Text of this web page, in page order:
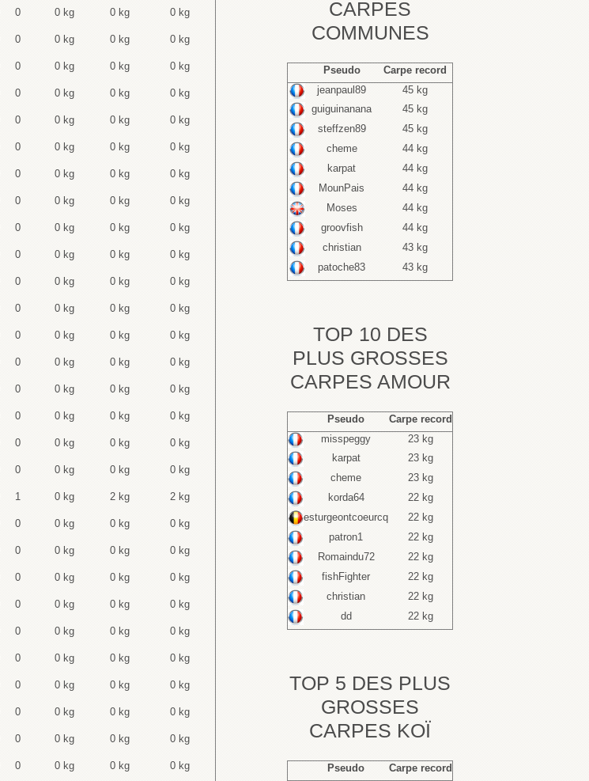
0 0 kg 0 kg 0 kg
0 0 kg 0 kg 0 kg
0 0 kg 0 kg 0 kg
0 0 kg 0 kg 0 kg
0 0 kg 0 kg 0 kg
0 0 kg 0 kg 0 kg
0 0 kg 0 kg 0 kg
0 0 kg 0 kg 0 kg
0 0 kg 0 kg 0 kg
0 0 kg 0 kg 0 kg
0 0 kg 0 kg 0 kg
0 0 kg 0 kg 0 kg
0 0 kg 0 kg 0 kg
0 0 kg 0 kg 0 kg
0 0 kg 0 kg 0 kg
0 0 kg 0 kg 0 kg
0 0 kg 0 kg 0 kg
0 0 kg 0 kg 0 kg
1 0 kg 2 kg 2 kg
0 0 kg 0 kg 0 kg
0 0 kg 0 kg 0 kg
0 0 kg 0 kg 0 kg
0 0 kg 0 kg 0 kg
0 0 kg 0 kg 0 kg
0 0 kg 0 kg 0 kg
0 0 kg 0 kg 0 kg
0 0 kg 0 kg 0 kg
0 0 kg 0 kg 0 kg
0 0 kg 0 kg 0 kg
CARPES
COMMUNES
Pseudo
Carpe record
jeanpaul89
45 kg
guiguinanana
45 kg
steffzen89
45 kg
cheme
44 kg
karpat
44 kg
MounPais
44 kg
Moses
44 kg
groovfish
44 kg
christian
43 kg
patoche83
43 kg
TOP 10 DES
PLUS GROSSES
CARPES AMOUR
Pseudo
Carpe record
misspeggy
23 kg
karpat
23 kg
cheme
23 kg
korda64
22 kg
esturgeontcoeurcq
22 kg
patron1
22 kg
Romaindu72
22 kg
fishFighter
22 kg
christian
22 kg
dd
22 kg
TOP 5 DES PLUS
GROSSES
CARPES KOÏ
Pseudo
Carpe record